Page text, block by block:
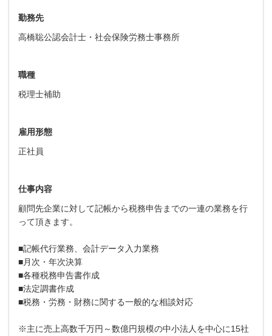
勤務先
高橋聡公認会計士・社会保険労務士事務所
職種
税理士補助
雇用形態
正社員
仕事内容
顧問先企業に対して記帳から税務申告までの一連の業務を行
って頂きます。
■記帳代行業務、会計データ入力業務
■月次・年次決算
■各種税務申告書作成
■法定調書作成
■税務・労務・財務に関する一般的な相談対応
※主に売上高数千万円～数億円規模の中小法人を中心に15社